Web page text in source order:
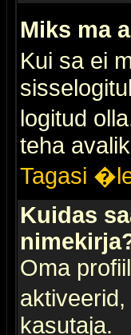
Miks ma
Kui sa ei
logitud
teha
Tagasi
Kuidas
Oma
kasutaja.